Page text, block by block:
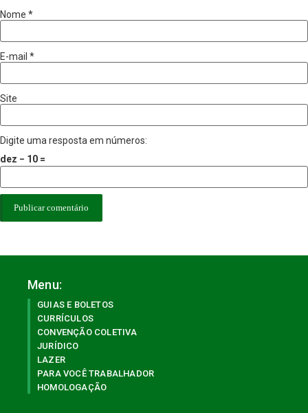
Nome *
E-mail *
Site
Digite uma resposta em números:
dez − 10 =
Menu:
GUIAS E BOLETOS
CURRÍCULOS
CONVENÇÃO COLETIVA
JURÍDICO
LAZER
PARA VOCÊ TRABALHADOR
HOMOLOGAÇÃO